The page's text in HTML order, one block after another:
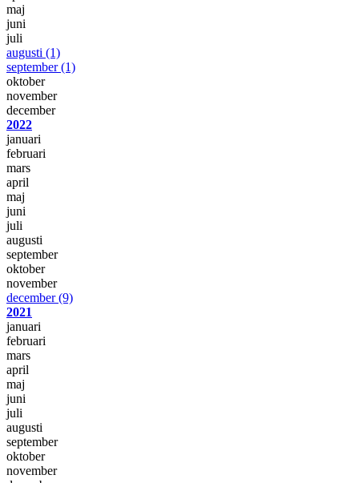
maj
juni
juli
augusti (1)
september(1)
oktober
november
december
2022
januari
februari
mars
april
maj
juni
juli
augusti
september
oktober
november
december(9)
2021
januari
februari
mars
april
maj
juni
juli
augusti
september
oktober
november